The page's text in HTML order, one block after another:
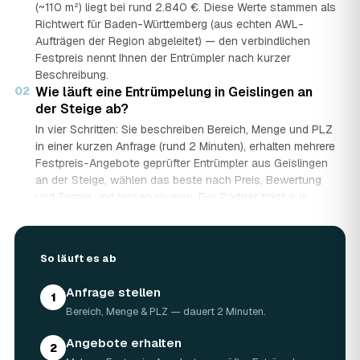
(~110 m²) liegt bei rund 2.840 €. Diese Werte stammen als
Richtwert für Baden-Württemberg (aus echten AWL-
Aufträgen der Region abgeleitet) — den verbindlichen
Festpreis nennt Ihnen der Entrümpler nach kurzer
Beschreibung.
02 Wie läuft eine Entrümpelung in Geislingen an
der Steige ab?
In vier Schritten: Sie beschreiben Bereich, Menge und PLZ
in einer kurzen Anfrage (rund 2 Minuten), erhalten mehrere
Festpreis-Angebote geprüfter Entrümpler aus Geislingen
an der Steige, wählen das beste nach Preis, Bewertung
und Termin und lassen räumen. Der Partner trägt aus,
— auf Wunsch besenrein.
Raum ist oft an einem halben bis ganzen Tag geräumt,
eine komplette Wohnung oder ein Haus in Geislingen an
der Steige kann ein bis zwei Tage dauern. Einen Termin
gibt es häufig schon innerhalb weniger Tage, bei akuten
Fällen wie einer Messie-Wohnung auch kurzfristig.
So läuft es ab
1 Anfrage stellen
Bereich, Menge & PLZ — dauert 2 Minuten.
2 Angebote erhalten